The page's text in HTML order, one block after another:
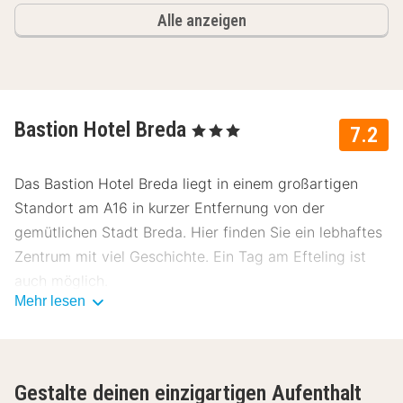
Alle anzeigen
7.2
Bastion Hotel Breda , 3 Sterne
Das Bastion Hotel Breda liegt in einem großartigen
Standort am A16 in kurzer Entfernung von der
gemütlichen Stadt Breda. Hier finden Sie ein lebhaftes
Zentrum mit viel Geschichte. Ein Tag am Efteling ist
auch möglich.
und 45 Luxuszimmer an. Die Standardzimmer haben
Mehr lesen
Gestalte deinen einzigartigen Aufenthalt